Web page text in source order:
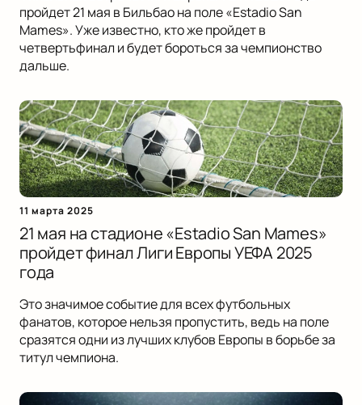
пройдет 21 мая в Бильбао на поле «Estadio San
Mames». Уже известно, кто же пройдет в
четвертьфинал и будет бороться за чемпионство
дальше.
11 марта 2025
21 мая на стадионе «Estadio San Mames»
пройдет финал Лиги Европы УЕФА 2025
года
Это значимое событие для всех футбольных
фанатов, которое нельзя пропустить, ведь на поле
сразятся одни из лучших клубов Европы в борьбе за
титул чемпиона.